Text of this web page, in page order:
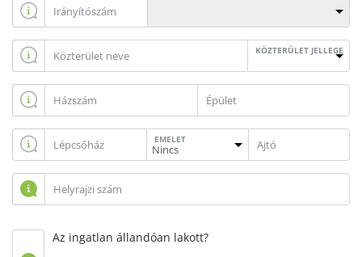
KÖZTERÜLET JELLEGE
EMELET
Az ingatlan állandóan lakott?